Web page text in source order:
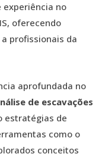
experiência no
oferecendo
profissionais da
aprofundada no
de escavações
estratégias de
como o
conceitos